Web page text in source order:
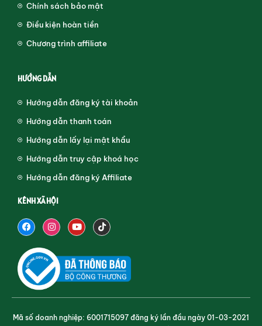
Chính sách bảo mật
Điều kiện hoàn tiền
Chương trình affiliate
HƯỚNG DẪN
Hướng dẫn đăng ký tài khoản
Hướng dẫn thanh toán
Hướng dẫn lấy lại mật khẩu
Hướng dẫn truy cập khoá học
Hướng dẫn đăng ký Affiliate
KÊNH XÃ HỘI
Mã số doanh nghiệp: 6001715097 đăng ký lần đầu ngày 01-03-2021